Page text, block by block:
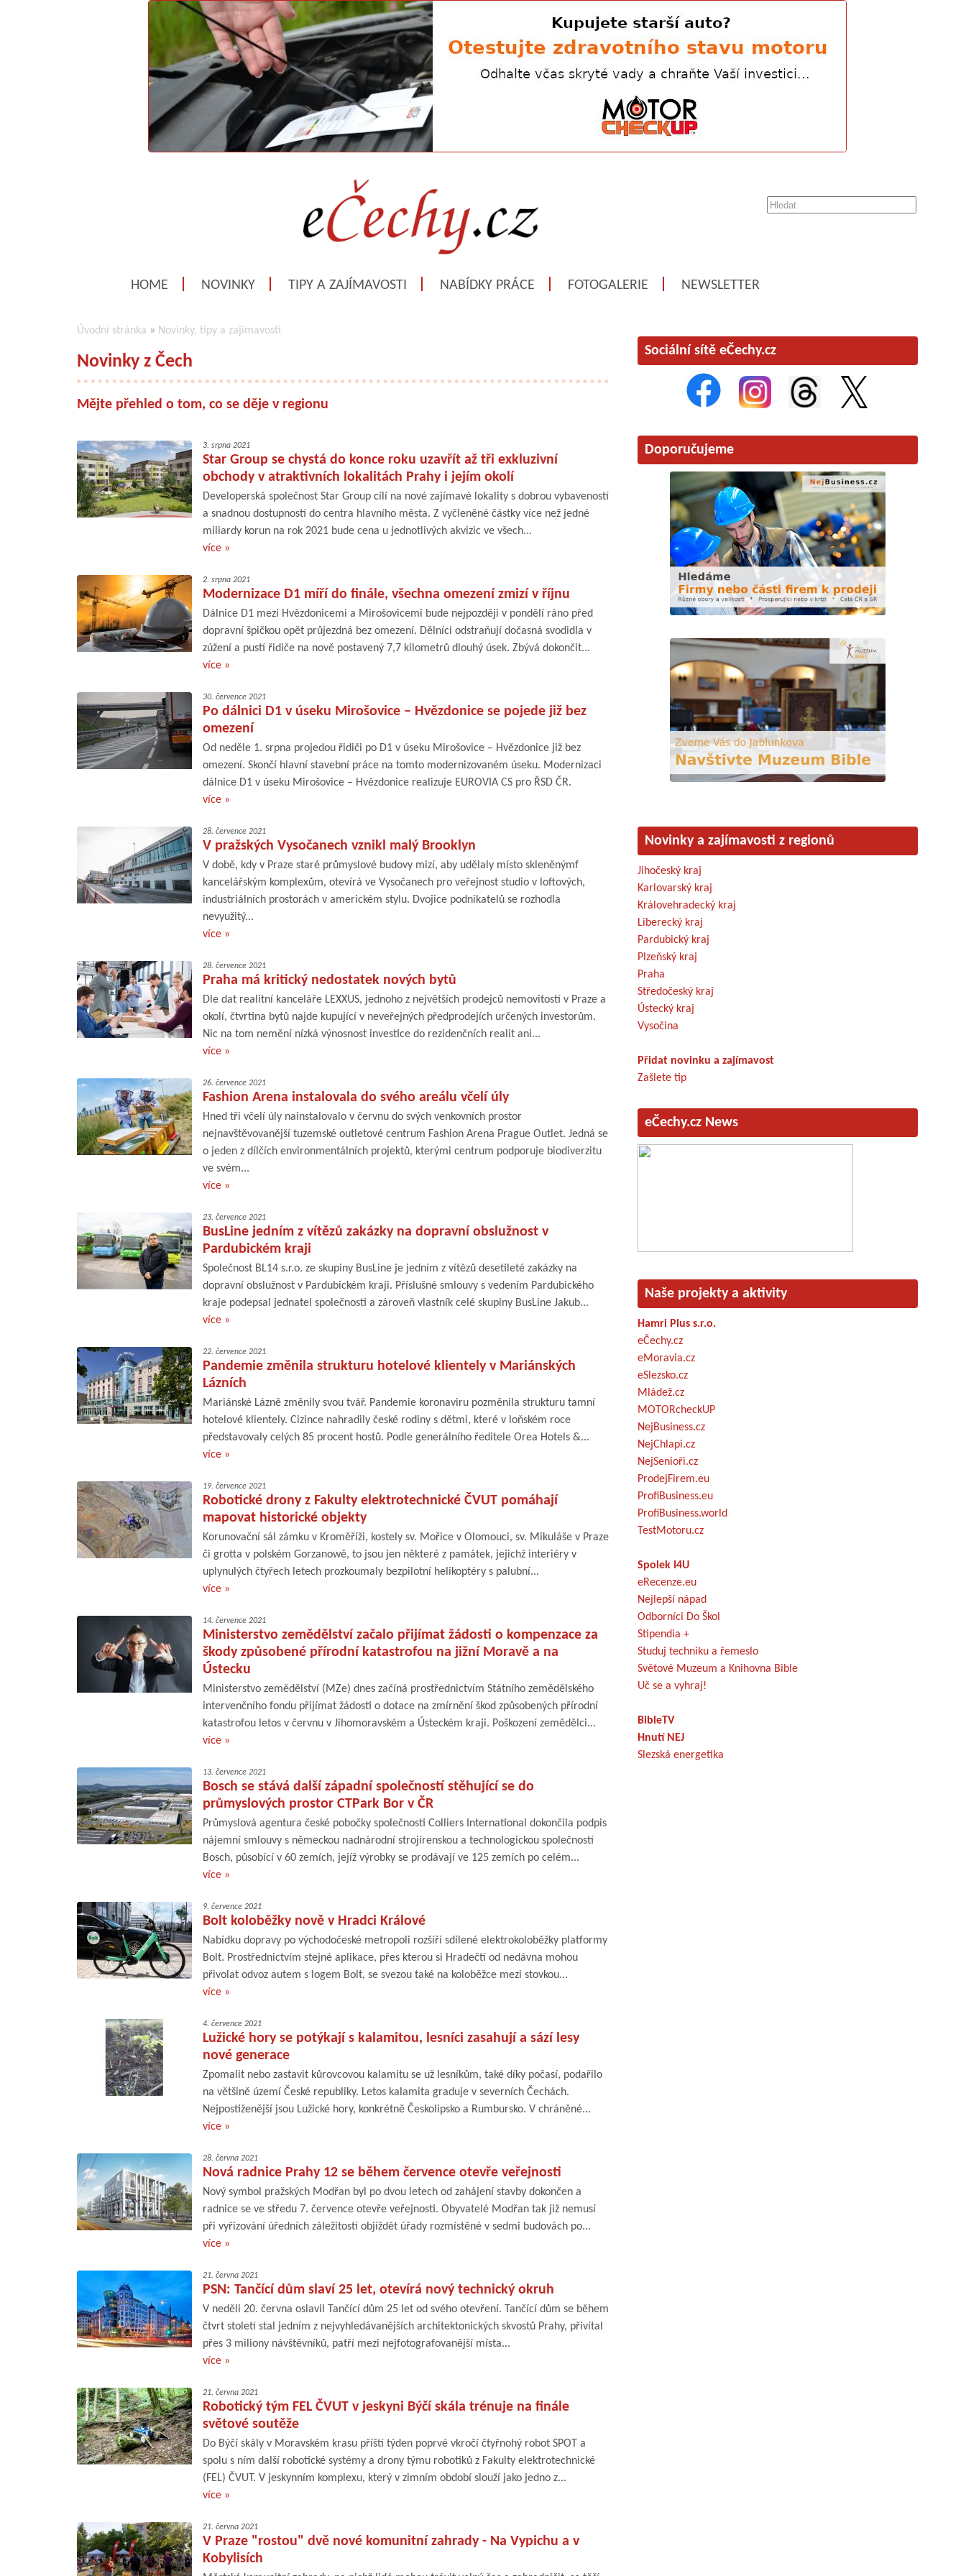
HOME NOVINKY TIPY A ZAJÍMAVOSTI NABÍDKY PRÁCE FOTOGALERIE NEWSLETTER
Úvodní stránka » Novinky, tipy a zajímavosti
Novinky z Čech
Mějte přehled o tom, co se děje v regionu
3. srpna 2021
Star Group se chystá do konce roku uzavřít až tři exkluzivní
obchody v atraktivních lokalitách Prahy i jejím okolí
Developerská společnost Star Group cílí na nové zajímavé lokality s dobrou vybaveností
a snadnou dostupností do centra hlavního města. Z vyčleněné částky více než jedné
miliardy korun na rok 2021 bude cena u jednotlivých akvizic ve všech...
více »
2. srpna 2021
Modernizace D1 míří do finále, všechna omezení zmizí v říjnu
Dálnice D1 mezi Hvězdonicemi a Mirošovicemi bude nejpozději v pondělí ráno před
dopravní špičkou opět průjezdná bez omezení. Dělníci odstraňují dočasná svodidla v
zúžení a pustí řidiče na nově postavený 7,7 kilometrů dlouhý úsek. Zbývá dokončit...
více »
30. července 2021
Po dálnici D1 v úseku Mirošovice – Hvězdonice se pojede již bez
omezení
Od neděle 1. srpna projedou řidiči po D1 v úseku Mirošovice – Hvězdonice již bez
omezení. Skončí hlavní stavební práce na tomto modernizovaném úseku. Modernizaci
dálnice D1 v úseku Mirošovice – Hvězdonice realizuje EUROVIA CS pro ŘSD ČR.
více »
28. července 2021
V pražských Vysočanech vznikl malý Brooklyn
V době, kdy v Praze staré průmyslové budovy mizí, aby udělaly místo skleněnýmf
kancelářským komplexům, otevírá ve Vysočanech pro veřejnost studio v loftových,
industriálních prostorách v americkém stylu. Dvojice podnikatelů se rozhodla
nevyužitý...
více »
28. července 2021
Praha má kritický nedostatek nových bytů
Dle dat realitní kanceláře LEXXUS, jednoho z největších prodejců nemovitostí v Praze a
okolí, čtvrtina bytů najde kupující v neveřejných předprodejích určených investorům.
Nic na tom nemění nízká výnosnost investice do rezidenčních realit ani...
více »
26. července 2021
Fashion Arena instalovala do svého areálu včelí úly
Hned tři včelí úly nainstalovalo v červnu do svých venkovních prostor
nejnavštěvovanější tuzemské outletové centrum Fashion Arena Prague Outlet. Jedná se
o jeden z dílčích environmentálních projektů, kterými centrum podporuje biodiverzitu
ve svém...
více »
23. července 2021
BusLine jedním z vítězů zakázky na dopravní obslužnost v
Pardubickém kraji
Společnost BL14 s.r.o. ze skupiny BusLine je jedním z vítězů desetileté zakázky na
dopravní obslužnost v Pardubickém kraji. Příslušné smlouvy s vedením Pardubického
kraje podepsal jednatel společnosti a zároveň vlastník celé skupiny BusLine Jakub...
více »
22. července 2021
Pandemie změnila strukturu hotelové klientely v Mariánských
Lázních
Mariánské Lázně změnily svou tvář. Pandemie koronaviru pozměnila strukturu tamní
hotelové klientely. Cizince nahradily české rodiny s dětmi, které v loňském roce
představovaly celých 85 procent hostů. Podle generálního ředitele Orea Hotels &...
více »
19. července 2021
Robotické drony z Fakulty elektrotechnické ČVUT pomáhají
mapovat historické objekty
Korunovační sál zámku v Kroměříži, kostely sv. Mořice v Olomouci, sv. Mikuláše v Praze
či grotta v polském Gorzanowě, to jsou jen některé z památek, jejichž interiéry v
uplynulých čtyřech letech prozkoumaly bezpilotní helikoptéry s palubní...
více »
14. července 2021
Ministerstvo zemědělství začalo přijímat žádosti o kompenzace za
škody způsobené přírodní katastrofou na jižní Moravě a na
Ústecku
Ministerstvo zemědělství (MZe) dnes začíná prostřednictvím Státního zemědělského
intervenčního fondu přijímat žádosti o dotace na zmírnění škod způsobených přírodní
katastrofou letos v červnu v Jihomoravském a Ústeckém kraji. Poškození zemědělci...
více »
13. července 2021
Bosch se stává další západní společností stěhující se do
průmyslových prostor CTPark Bor v ČR
Průmyslová agentura české pobočky společnosti Colliers International dokončila podpis
nájemní smlouvy s německou nadnárodní strojírenskou a technologickou společností
Bosch, působící v 60 zemích, jejíž výrobky se prodávají ve 125 zemích po celém...
více »
9. července 2021
Bolt koloběžky nově v Hradci Králové
Nabídku dopravy po východočeské metropoli rozšíří sdílené elektrokoloběžky platformy
Bolt. Prostřednictvím stejné aplikace, přes kterou si Hradečtí od nedávna mohou
přivolat odvoz autem s logem Bolt, se svezou také na koloběžce mezi stovkou...
více »
4. července 2021
Lužické hory se potýkají s kalamitou, lesníci zasahují a sází lesy
nové generace
Zpomalit nebo zastavit kůrovcovou kalamitu se už lesníkům, také díky počasí, podařilo
na většině území České republiky. Letos kalamita graduje v severních Čechách.
Nejpostiženější jsou Lužické hory, konkrétně Českolipsko a Rumbursko. V chráněné...
více »
28. června 2021
Nová radnice Prahy 12 se během července otevře veřejnosti
Nový symbol pražských Modřan byl po dvou letech od zahájení stavby dokončen a
radnice se ve středu 7. července otevře veřejnosti. Obyvatelé Modřan tak již nemusí
při vyřizování úředních záležitostí objíždět úřady rozmístěné v sedmi budovách po...
více »
21. června 2021
PSN: Tančící dům slaví 25 let, otevírá nový technický okruh
V neděli 20. června oslavil Tančící dům 25 let od svého otevření. Tančící dům se během
čtvrt století stal jedním z nejvyhledávanějších architektonických skvostů Prahy, přivítal
přes 3 miliony návštěvníků, patří mezi nejfotografovanější místa...
více »
21. června 2021
Robotický tým FEL ČVUT v jeskyni Býčí skála trénuje na finále
světové soutěže
Do Býčí skály v Moravském krasu příští týden poprvé vkročí čtyřnohý robot SPOT a
spolu s ním další robotické systémy a drony týmu robotiků z Fakulty elektrotechnické
(FEL) ČVUT. V jeskynním komplexu, který v zimním období slouží jako jedno z...
více »
21. června 2021
V Praze "rostou" dvě nové komunitní zahrady - Na Vypichu a v
Kobylisích
Sociální sítě eČechy.cz
Doporučujeme
Novinky a zajímavosti z regionů
Jihočeský kraj
Karlovarský kraj
Královehradecký kraj
Liberecký kraj
Pardubický kraj
Plzeňský kraj
Praha
Středočeský kraj
Ústecký kraj
Vysočina
Přidat novinku a zajímavost
Zašlete tip
eČechy.cz News
Naše projekty a aktivity
Hamri Plus s.r.o.
eČechy.cz
eMoravia.cz
eSlezsko.cz
Mládež.cz
MOTORcheckUP
NejBusiness.cz
NejChlapi.cz
NejSenioři.cz
ProdejFirem.eu
ProfiBusiness.eu
ProfiBusiness.world
TestMotoru.cz
Spolek I4U
eRecenze.eu
Nejlepší nápad
Odborníci Do Škol
Stipendia +
Studuj techniku a řemeslo
Světové Muzeum a Knihovna Bible
Uč se a vyhraj!
BibleTV
Hnutí NEJ
Slezská energetika